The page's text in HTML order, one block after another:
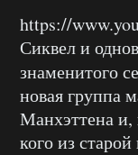
https://
Сиквел и
знаменитого
новая группа
Манхэттена и,
кого из старой